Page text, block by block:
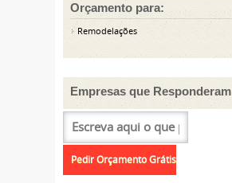
Orçamento para:
Remodelações
Empresas que Responderam